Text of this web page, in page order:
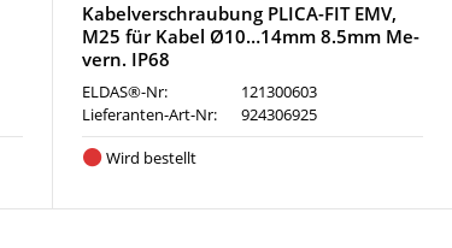
Kabelverschraubung PLICA-FIT EMV,
M25 für Kabel Ø10…14mm 8.5mm Me-
vern. IP68
ELDAS®-Nr:
121300603
Lieferanten-Art-Nr:
924306925
Wird bestellt